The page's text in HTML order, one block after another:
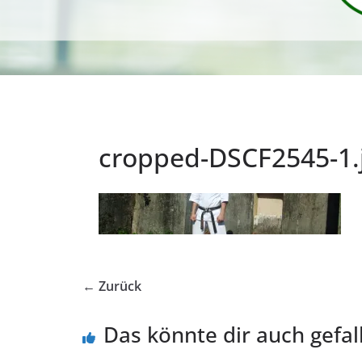
cropped-DSCF2545-
← Zurück
Das könnte dir auch